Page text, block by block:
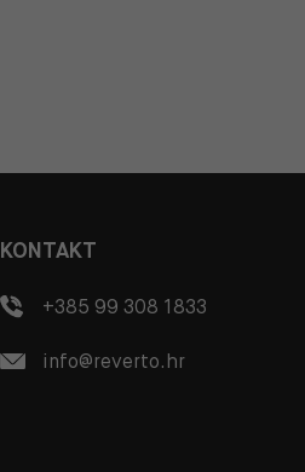
KONTAKT
+385 99 308 1833
info@reverto.hr